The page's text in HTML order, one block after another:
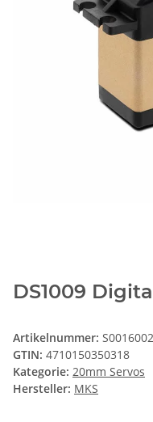
DS1009
Artikelnummer: S0016002
GTIN: 4710150350318
Kategorie: 20mm Servos
Hersteller: MKS